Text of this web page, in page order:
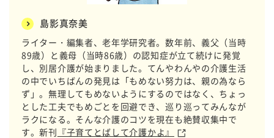
島影真奈美
ライター・編集者、老年学研究者。数年前、義父（当時
89歳）と義母（当時86歳）の認知症が立て続けに発覚
し、別居介護が始まりました。てんやわんやの介護生活
の中でいちばんの発見は「もめない努力は、親の為なら
ず」。無理してもめないようにするのではなく、ちょっ
とした工夫でもめごとを回避でき、巡り巡ってみんなが
ラクになる。そんな介護のコツを現在も絶賛収集中で
す。新刊 『子育てとばして介護かよ』